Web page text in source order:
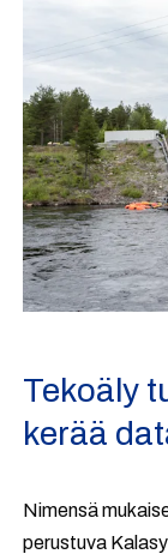
Tekoäly
kerää
Nimensä
perustuva